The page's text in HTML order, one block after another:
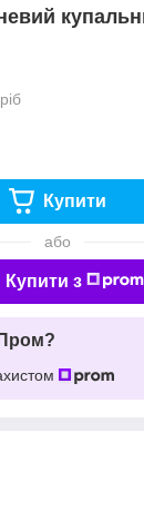
Купити
або
Купити з